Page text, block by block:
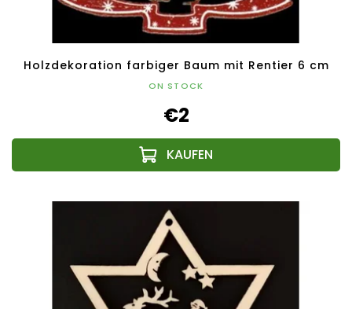
Holzdekoration farbiger Baum mit Rentier 6 cm
ON STOCK
€2